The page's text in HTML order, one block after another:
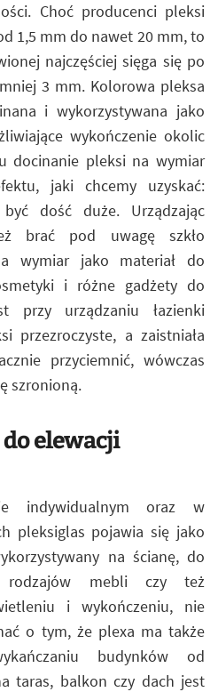
Choć producenci pleksi
1,5 mm do nawet 20 mm, to
najczęściej sięga się po
3 mm. Kolorowa pleksa
i wykorzystywana jako
wykończenie okolic
docinanie pleksi na wymiar
jaki chcemy uzyskać:
dość duże. Urządzając
brać pod uwagę szkło
wymiar jako materiał do
i różne gadżety do
przy urządzaniu łazienki
przezroczyste, a zaistniała
przyciemnić, wówczas
szronioną.
elewacji
indywidualnym oraz w
pleksiglas pojawia się jako
na ścianę, do
rodzajów mebli czy też
i wykończeniu, nie
o tym, że plexa ma także
budynków od
taras, balkon czy dach jest